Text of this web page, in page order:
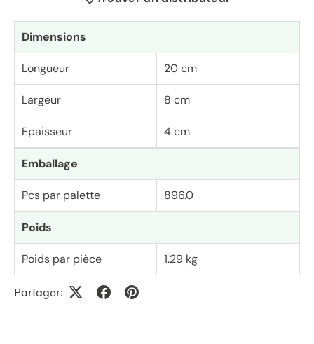
Dimensions
Longueur 20 cm
Largeur 8 cm
Epaisseur 4 cm
Emballage
Pcs par palette 896.0
Poids
Poids par pièce 1.29 kg
Partager: